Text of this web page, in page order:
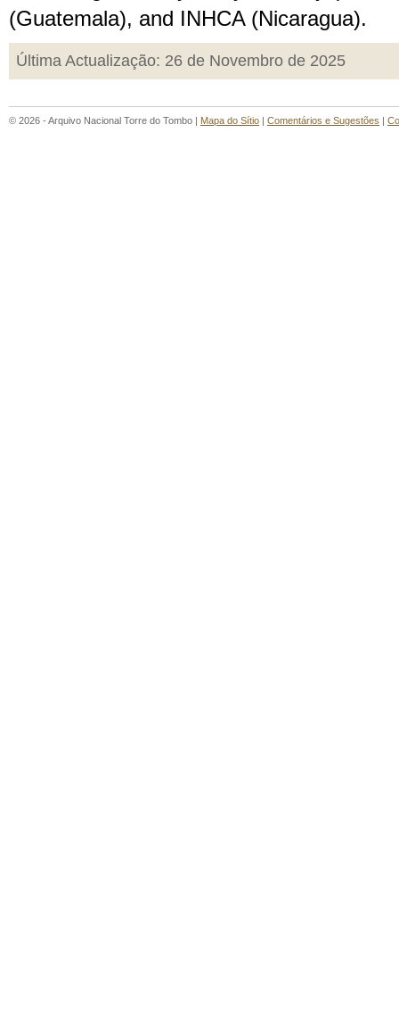
(Guatemala), and INHCA (Nicaragua).
Última Actualização: 26 de Novembro de 2025
© 2026 - Arquivo Nacional Torre do Tombo | Mapa do Sítio | Comentários e Sugestões |